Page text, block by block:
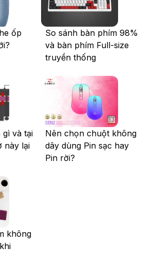
ốp
So sánh bàn phím 98%
và bàn phím Full-size
truyền thống
gì và tại
này lại
Nên chọn chuột không
dây dùng Pin sạc hay
Pin rời?
không